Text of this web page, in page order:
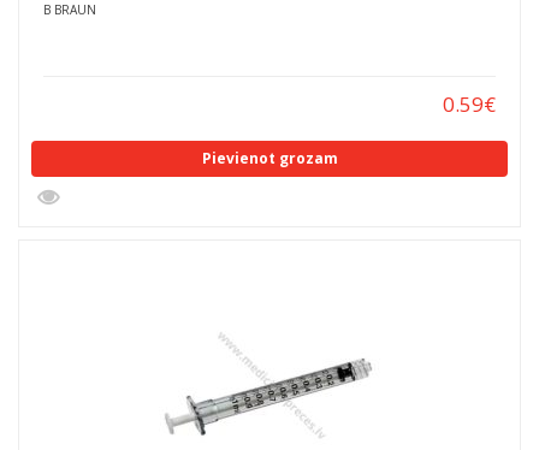
B BRAUN
0.59€
Pievienot grozam